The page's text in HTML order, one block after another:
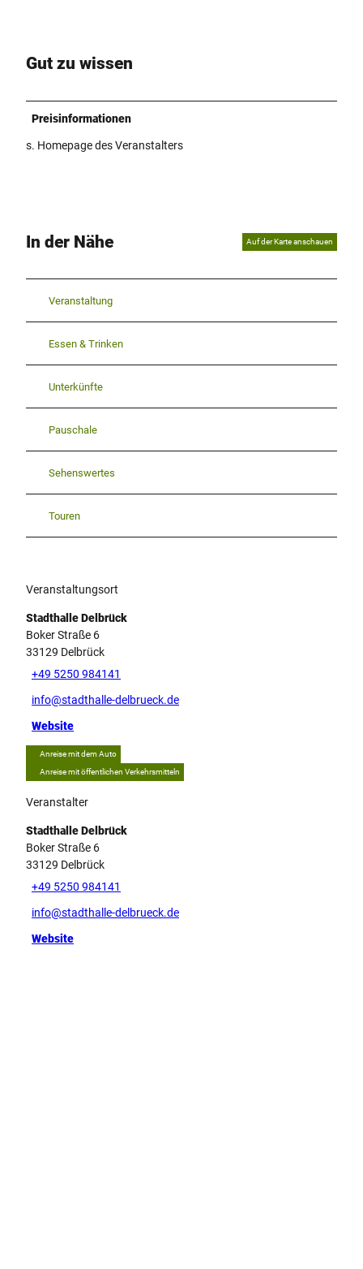
Gut zu wissen
Preisinformationen
s. Homepage des Veranstalters
In der Nähe Auf der Karte anschauen
Veranstaltung
Essen & Trinken
Unterkünfte
Pauschale
Sehenswertes
Touren
Veranstaltungsort
Stadthalle Delbrück
Boker Straße 6
33129 Delbrück
+49 5250 984141
info@stadthalle-delbrueck.de
Website
Anreise mit dem Auto
Anreise mit öffentlichen Verkehrsmitteln
Veranstalter
Stadthalle Delbrück
Boker Straße 6
33129 Delbrück
+49 5250 984141
info@stadthalle-delbrueck.de
Website